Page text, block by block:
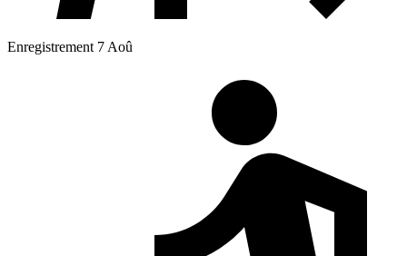
Enregistrement 7 Aoû